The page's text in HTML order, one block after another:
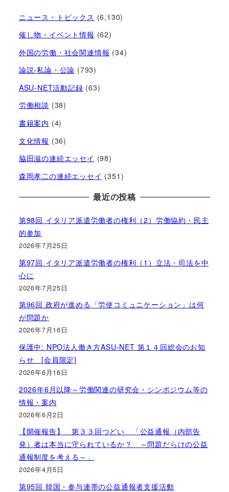
ニュース・トピックス (6,130)
催し物・イベント情報 (62)
外国の労働・社会関連情報 (34)
論説-私論・公論 (793)
ASU-NET活動記録 (63)
労働相談 (38)
書籍案内 (4)
文化情報 (36)
脇田滋の連続エッセイ (98)
森岡孝二の連続エッセイ (351)
最近の投稿
第98回 イタリア派遣労働者の権利（2）労働協約・民主
的参加
2026年7月25日
第97回 イタリア派遣労働者の権利（1）立法・司法を中
心に
2026年7月25日
第96回 政府が進める「労使コミュニケーション」は何
が問題か
2026年7月16日
保護中: NPO法人働き方ASU-NET 第１４回総会のお知
らせ [会員限定]
2026年6月16日
2026年6月以降～労働関連の研究会・シンポジウム等の
情報・案内
2026年6月2日
【開催報告】 第３３回つどい 「公益通報（内部告
発）者は本当に守られているか？ ～問題だらけの公益
通報制度を考える～」
2026年4月5日
第95回 韓国・参与連帯の公益通報者支援活動